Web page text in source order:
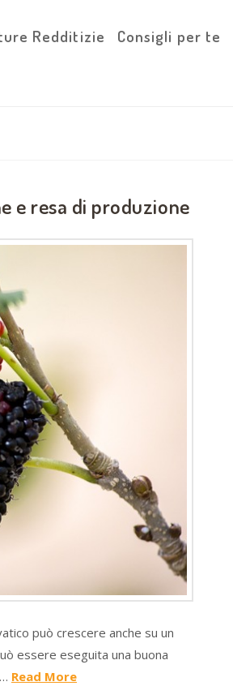
Redditizie Consigli per te
e resa di produzione
può crescere anche su un
essere eseguita una buona
Read More